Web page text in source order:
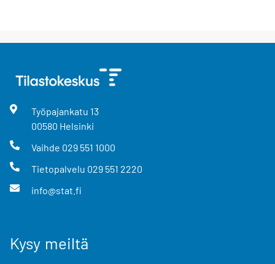
Työpajankatu 13
00580 Helsinki
Vaihde 029 551 1000
Tietopalvelu 029 551 2220
info@stat.fi
Kysy meiltä